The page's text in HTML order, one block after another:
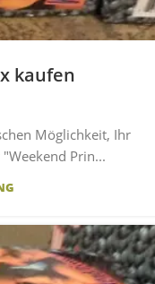
kaufen
Möglichkeit, Ihr
Prin...